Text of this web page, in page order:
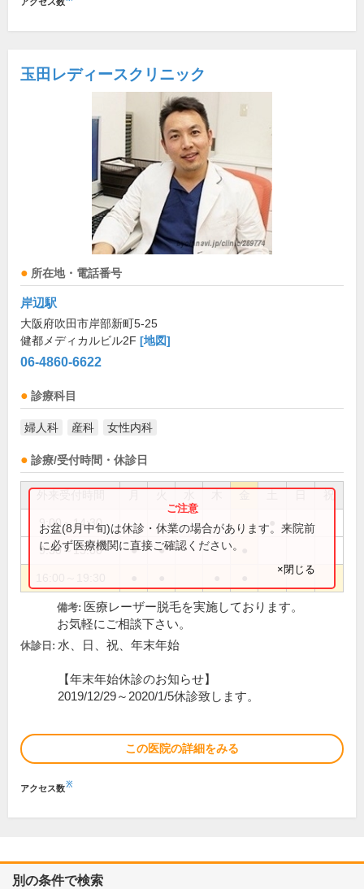
玉田レディースクリニック
所在地・電話番号
岸辺駅
大阪府吹田市岸部新町5-25
健都メディカルビル2F [地図]
06-4860-6622
診療科目
婦人科 産科 女性内科
診療/受付時間・休診日
祝
9:00～14:30
9:30～13:00 ● ●
お盆(8月中旬)は休診・休業の場合があります。来院前
に必ず医療機関に直接ご確認ください。
×閉じる
備考: 医療レーザー脱毛を実施しております。
お気軽にご相談下さい。
休診日: 水、日、祝、年末年始
【年末年始休診のお知らせ】
2019/12/29～2020/1/5休診致します。
この医院の詳細をみる
アクセス数※
別の条件で検索